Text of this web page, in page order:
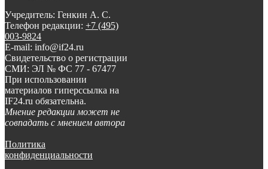
Учредитель: Генкин А. С.
Телефон редакции: +7 (495)
003-9824
E-mail: info@if24.ru
Свидетельство о регистрации
СМИ: ЭЛ № ФС 77 - 67477
При использовании
материалов гиперссылка на
IF24.ru обязательна.
Мнение редакции может не
совпадать с мнением автора
Политика
конфиденциальности